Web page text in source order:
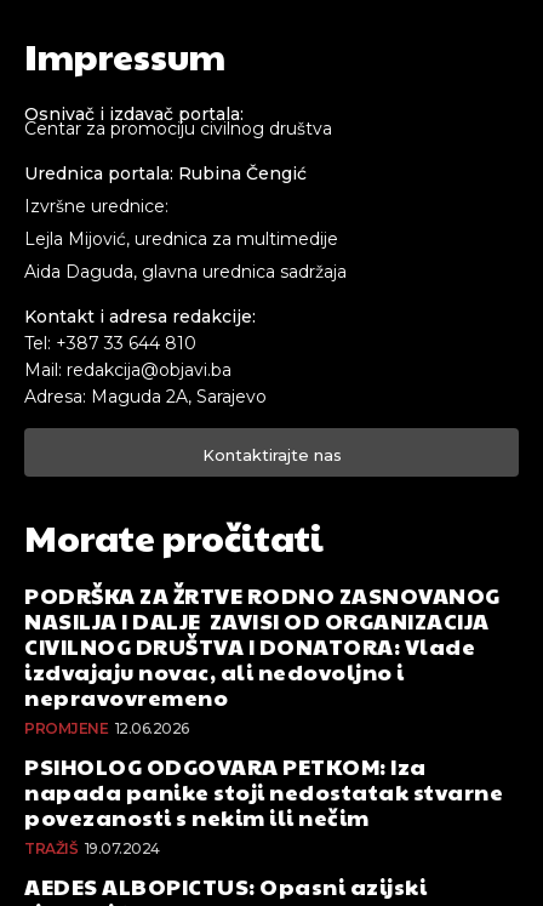
Impressum
Osnivač i izdavač portala:
Centar za promociju civilnog društva
Urednica portala: Rubina Čengić
Izvršne urednice:
Lejla Mijović, urednica za multimedije
Aida Daguda, glavna urednica sadržaja
Kontakt i adresa redakcije:
Tel: +387 33 644 810
Mail: redakcija@objavi.ba
Adresa: Maguda 2A, Sarajevo
Kontaktirajte nas
Morate pročitati
PODRŠKA ZA ŽRTVE RODNO ZASNOVANOG
NASILJA I DALJE ZAVISI OD ORGANIZACIJA
CIVILNOG DRUŠTVA I DONATORA: Vlade
izdvajaju novac, ali nedovoljno i
nepravovremeno
PROMJENE 12.06.2026
PSIHOLOG ODGOVARA PETKOM: Iza
napada panike stoji nedostatak stvarne
povezanosti s nekim ili nečim
TRAŽIŠ 19.07.2024
AEDES ALBOPICTUS: Opasni azijski